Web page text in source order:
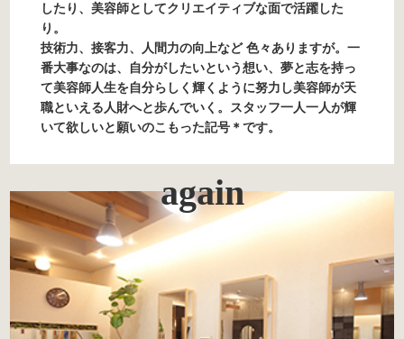
したり、美容師としてクリエイティブな面で活躍した
り。
技術力、接客力、人間力の向上など 色々ありますが。一
番大事なのは、自分がしたいという想い、夢と志を持っ
て美容師人生を自分らしく輝くように努力し美容師が天
職といえる人財へと歩んでいく。スタッフ一人一人が輝
いて欲しいと願いのこもった記号＊です。
again